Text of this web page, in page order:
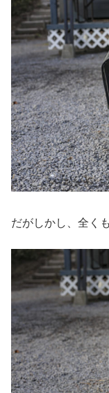
だがしかし、全く